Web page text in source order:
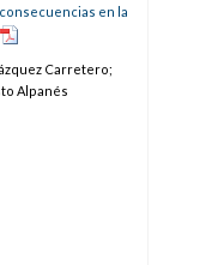
en la
Carretero;
Alpanés